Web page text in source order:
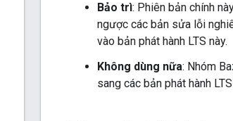
Bảo trì: Phiên bản chính
ngược các bản sửa lỗi
vào bản phát hành LTS này.
Không dùng nữa: Nhóm
sang các bản phát hành